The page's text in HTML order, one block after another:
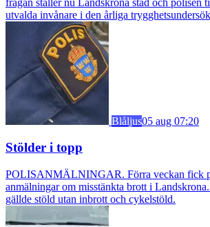
utvalda invånare i den årliga
Blåljus05 aug 07:20
Stölder i topp
POLISANMÄLNINGAR. Förra veckan fick
anmälningar om misstänkta brott i
gällde stöld utan inbrott och cykelstöld.